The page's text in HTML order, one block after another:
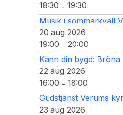
18:30 - 19:30
Musik i sommarkväll
20 aug 2026
19:00 - 20:00
Känn din bygd: Bröna
22 aug 2026
16:00 - 18:00
Gudstjänst Verums
23 aug 2026